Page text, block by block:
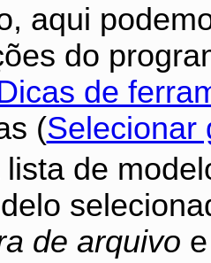
aqui
do
de
(Selecionar
de
de arquivo